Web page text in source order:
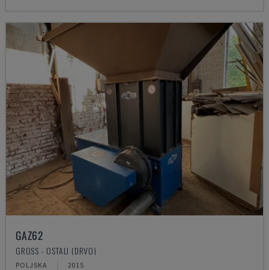
GAZ62
GROSS - OSTALI (DRVO)
POLJSKA 2015